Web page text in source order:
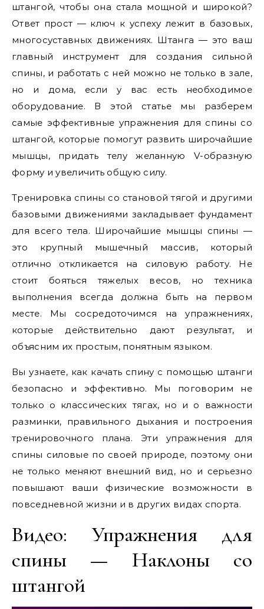
штангой, чтобы она стала мощной и широкой?
Ответ прост — ключ к успеху лежит в базовых,
многосуставных движениях. Штанга — это ваш
главный инструмент для создания сильной
спины, и работать с ней можно не только в зале,
но и дома, если у вас есть необходимое
оборудование. В этой статье мы разберем
самые эффективные упражнения для спины со
штангой, которые помогут развить широчайшие
мышцы, придать телу желанную V-образную
форму и увеличить общую силу.
Тренировка спины со становой тягой и другими
базовыми движениями закладывает фундамент
для всего тела. Широчайшие мышцы спины —
это крупный мышечный массив, который
отлично откликается на силовую работу. Не
стоит бояться тяжелых весов, но техника
выполнения всегда должна быть на первом
месте. Мы сосредоточимся на упражнениях,
которые действительно дают результат, и
объясним их простым, понятным языком.
Вы узнаете, как качать спину с помощью штанги
безопасно и эффективно. Мы поговорим не
только о классических тягах, но и о важности
разминки, правильного дыхания и построения
тренировочного плана. Эти упражнения для
спины силовые по своей природе, поэтому они
не только меняют внешний вид, но и серьезно
повышают ваши физические возможности в
повседневной жизни и в других видах спорта.
Видео: Упражнения для
спины — Наклоны со
штангой